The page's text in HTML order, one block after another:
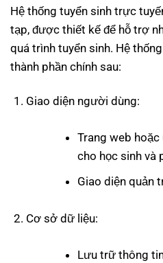
Hệ thống tuyển sinh trực
tạp, được thiết kế để hỗ trợ
quá trình tuyển sinh. Hệ
thành phần chính sau:
Giao diện người dùng:
Trang web
cho học sinh và
Giao diện quản
Cơ sở dữ liệu:
Lưu trữ thông